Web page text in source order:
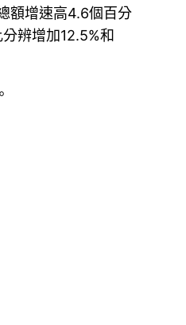
額增速高4.6個百分
辨增加12.5%和